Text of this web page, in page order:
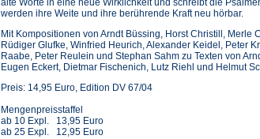
alte Worte in eine neue Wirklichkeit und schreibt die
werden ihre Weite und ihre berührende Kraft neu hörbar.
Mit Kompositionen von Arndt Büssing, Horst Christill, Merle
Rüdiger Glufke, Winfried Heurich, Alexander Keidel, Peter
Raabe, Peter Reulein und Stephan Sahm zu Texten von
Eugen Eckert, Dietmar Fischenich, Lutz Riehl und Helmut
Preis: 14,95 Euro, Edition DV 67/04
Mengenpreisstaffel
ab 10 Expl. 13,95 Euro
ab 25 Expl. 12,95 Euro